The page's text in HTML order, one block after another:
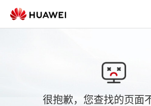
很抱歉，您查找的页面